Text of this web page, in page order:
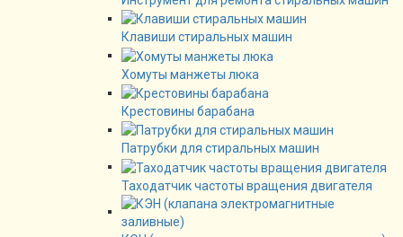
Клавиши стиральных машин
Хомуты манжеты люка
Крестовины барабана
Патрубки для стиральных машин
Таходатчик частоты вращения двигателя